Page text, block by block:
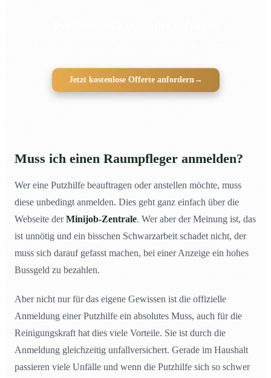
Jetzt kostenlose Offerte anfordern→
Muss ich einen Raumpfleger anmelden?
Wer eine Putzhilfe beauftragen oder anstellen möchte, muss
diese unbedingt anmelden. Dies geht ganz einfach über die
Webseite derMinijob-Zentrale. Wer aber der Meinung ist, das
ist unnötig und ein bisschen Schwarzarbeit schadet nicht, der
muss sich darauf gefasst machen, bei einer Anzeige ein hohes
Bussgeld zu bezahlen.
Aber nicht nur für das eigene Gewissen ist die offizielle
Anmeldung einer Putzhilfe ein absolutes Muss, auch für die
Reinigungskraft hat dies viele Vorteile. Sie ist durch die
Anmeldung gleichzeitig unfallversichert. Gerade im Haushalt
passieren viele Unfälle und wenn die Putzhilfe sich so schwer